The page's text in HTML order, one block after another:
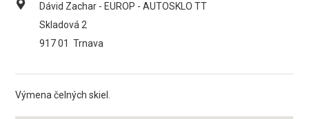
Dávid Zachar - EUROP - AUTOSKLO TT
Skladová 2
917 01 Trnava
Výmena čelných skiel.